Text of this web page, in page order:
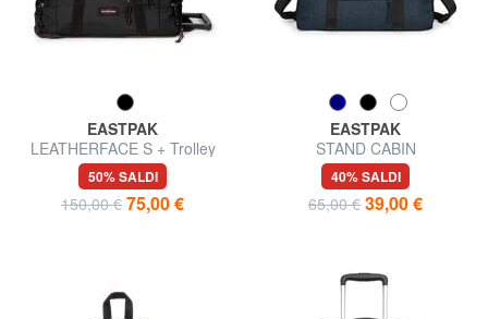
EASTPAK
LEATHERFACE S + Trolley
Borsone da cabina
50% SALDI
150,00 € 75,00 €
EASTPAK
STAND CABIN
40% SALDI
65,00 € 39,00 €